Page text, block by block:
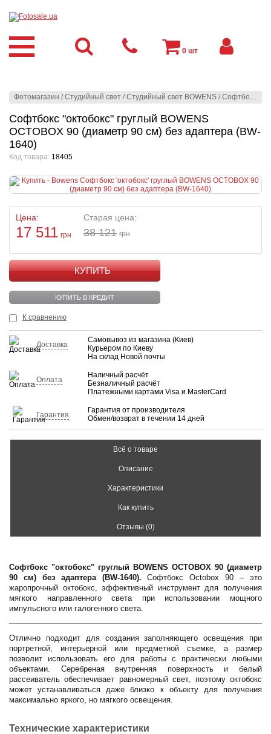
Фотомагазин /Студийный свет /Студийный свет BOWENS /Софтбоксы
Софтбокс "октобокс" груглый BOWENS
OCTOBOX 90 (диаметр 90 см) без адаптера (BW-
1640)
Код товара: 18405
Цена:
17 511 грн
Старая цена:
38 121 грн
КУПИТЬ
КУПИТЬ В КРЕДИТ
К сравнению
Доставка
Самовывоз из магазина (Киев)
Курьером по Киеву
На склад Новой почты
Оплата
Наличный расчёт
Безналичный расчёт
Платежными картами Visa и MasterCard
Гарантия
Гарантия от производителя
Обмен/возврат в течении 14 дней
Всё о товаре
Описание
Характеристики
Как купить
Отзывы (0)
Софтбокс "октобокс" груглый BOWENS OCTOBOX 90 (диаметр
90 см) без адаптера (BW-1640).Софтбокс Octobox 90 – это
жаропрочный октобокс, эффективный инструмент для получения
мягкого направленного света при использовании мощного
импульсного или галогенного света.
Отлично подходит для создания заполняющего освещения при
портретной, интерьерной или предметной съемке, а размер
позволит использовать его для работы с практически любыми
объектами. Серебреная внутренняя поверхность и белый
рассеиватель обеспечивает равномерный свет, поэтому октобокс
может устанавливаться даже близко к объекту для получения
максимально яркого, но мягкого освещения.
Технические характеристики
0 шт